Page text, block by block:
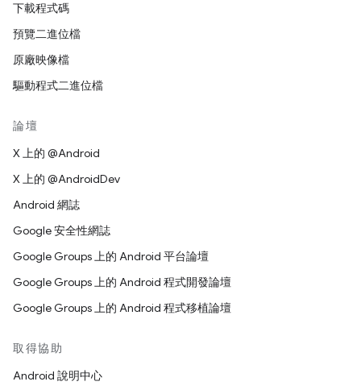
下載程式碼
預覽二進位檔
原廠映像檔
驅動程式二進位檔
論壇
X 上的 @Android
X 上的 @AndroidDev
Android 網誌
Google 安全性網誌
Google Groups 上的 Android 平台論壇
Google Groups 上的 Android 程式開發論壇
Google Groups 上的 Android 程式移植論壇
取得協助
Android 說明中心